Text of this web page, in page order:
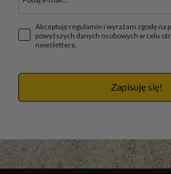
Akceptuję regulamin i wyrażam zgodę na
powyższych danych osobowych w celu
newslettera.
Zapisuję się!